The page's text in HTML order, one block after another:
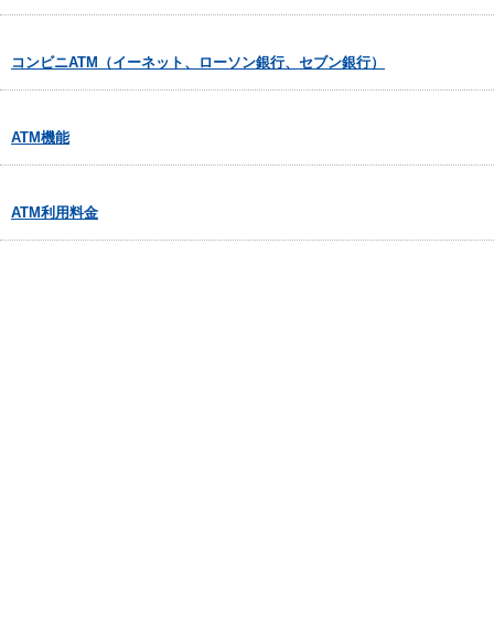
コンビニATM（イーネット、ローソン銀行、セブン銀行）
ATM機能
ATM利用料金